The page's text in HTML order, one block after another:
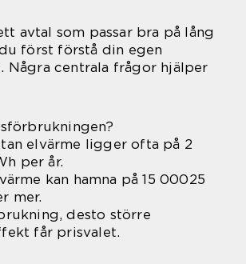
avtal som passar bra på lång
först förstå din egen
Några centrala frågor hjälper
elvärme ligger ofta på 2
per år.
kan hamna på 15 00025
mer.
desto större
får prisvalet.